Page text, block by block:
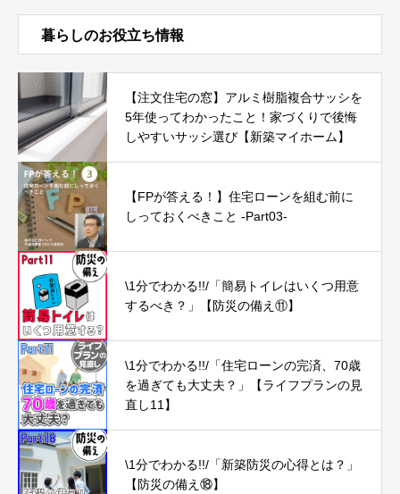
暮らしのお役立ち情報
【注文住宅の窓】アルミ樹脂複合サッシを
5年使ってわかったこと！家づくりで後悔
しやすいサッシ選び【新築マイホーム】
【FPが答える！】住宅ローンを組む前に
しっておくべきこと -Part03-
\1分でわかる!!/「簡易トイレはいくつ用意
するべき？」【防災の備え⑪】
\1分でわかる!!/「住宅ローンの完済、70歳
を過ぎても大丈夫？」【ライフプランの見
直し11】
\1分でわかる!!/「新築防災の心得とは？」
【防災の備え⑱】